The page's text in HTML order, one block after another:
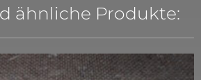
ähnliche Produkte: